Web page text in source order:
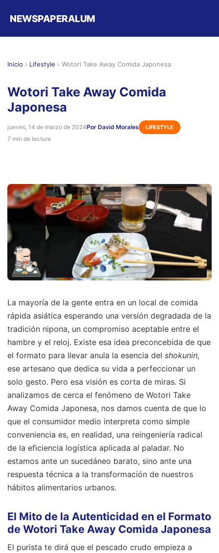
NEWSPAPERALUM
Inicio › Lifestyle › Wotori Take Away Comida Japonesa
Wotori Take Away Comida
Japonesa
jueves, 14 de marzo de 2024Por David Morales LIFESTYLE
7 min de lectura
La mayoría de la gente entra en un local de comida
rápida asiática esperando una versión degradada de la
tradición nipona, un compromiso aceptable entre el
hambre y el reloj. Existe esa idea preconcebida de que
el formato para llevar anula la esencia del shokunin,
ese artesano que dedica su vida a perfeccionar un
solo gesto. Pero esa visión es corta de miras. Si
analizamos de cerca el fenómeno de Wotori Take
Away Comida Japonesa, nos damos cuenta de que lo
que el consumidor medio interpreta como simple
conveniencia es, en realidad, una reingeniería radical
de la eficiencia logística aplicada al paladar. No
estamos ante un sucedáneo barato, sino ante una
respuesta técnica a la transformación de nuestros
hábitos alimentarios urbanos.
El Mito de la Autenticidad en el Formato
de Wotori Take Away Comida Japonesa
El purista te dirá que el pescado crudo empieza a